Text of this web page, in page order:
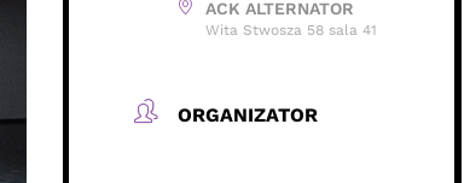
ACK ALTERNATOR
Wita Stwosza 58 sala 41
ORGANIZATOR